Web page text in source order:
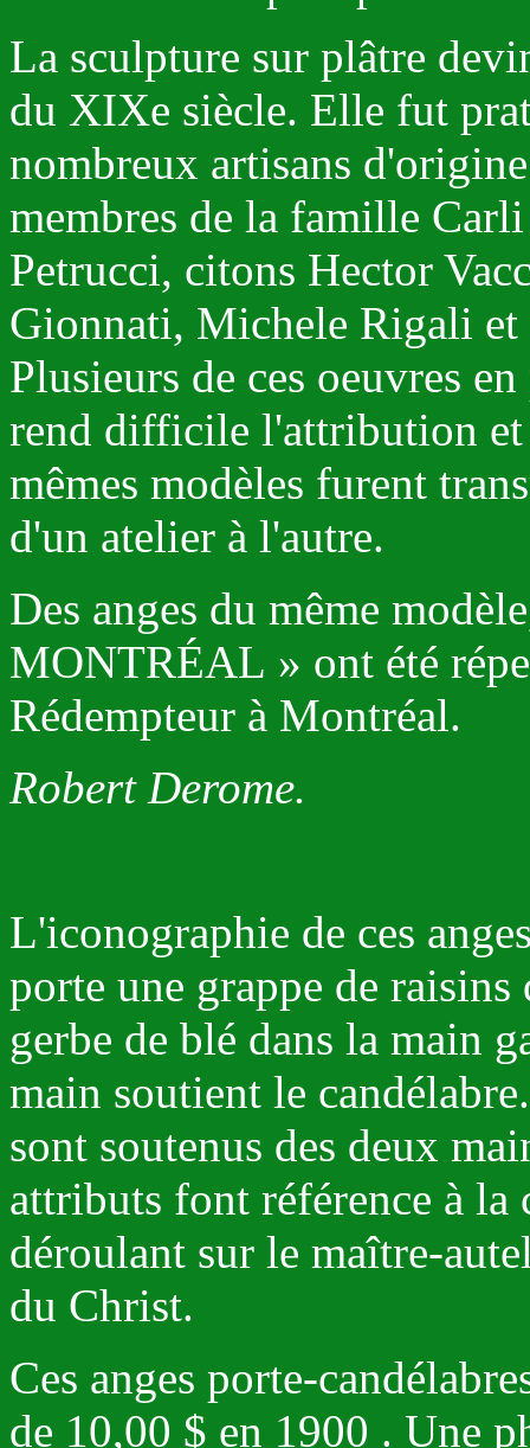
La sculpture sur plâtre
du XIXe siècle. Elle fut
nombreux artisans
membres de la famille
Petrucci, citons Hector
Gionnati, Michele Rigali et
Plusieurs de ces oeuvres
rend difficile l'attribution et
mêmes modèles furent
d'un atelier à l'autre.
Des anges du même
MONTRÉAL » ont été
Rédempteur à Montréal.
Robert Derome.
L'iconographie de ces
porte une grappe de
gerbe de blé dans la main
main soutient le
sont soutenus des deux
attributs font référence à la
déroulant sur le maître-
du Christ.
Ces anges porte-
de 10,00 $ en 1900 . Une